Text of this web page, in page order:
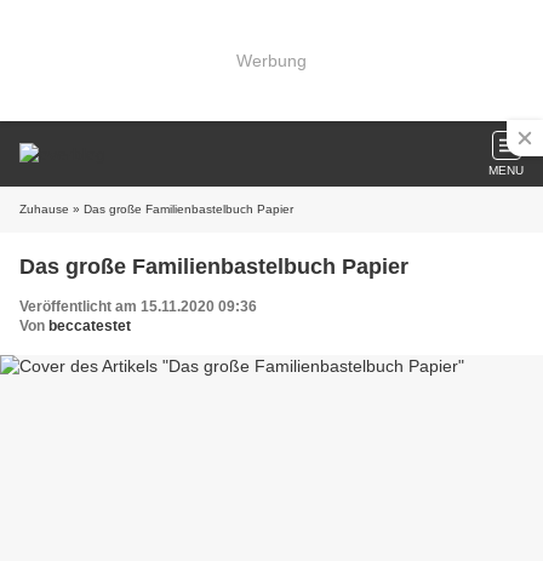
Werbung
MENU
Zuhause » Das große Familienbastelbuch Papier
Das große Familienbastelbuch Papier
Veröffentlicht am 15.11.2020 09:36
Von beccatestet